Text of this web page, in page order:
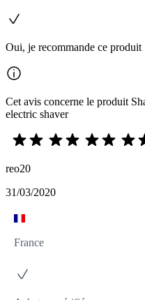
Oui, je recommande ce produit
Cet avis concerne le produit
electric shaver
reo20
31/03/2020
France